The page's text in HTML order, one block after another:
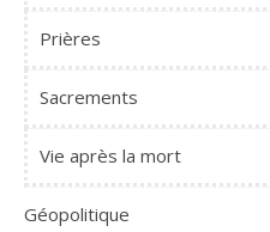
Prières
Sacrements
Vie après la mort
Géopolitique